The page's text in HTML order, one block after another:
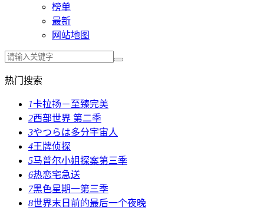
榜单
最新
网站地图
热门搜索
1卡拉扬－至臻完美
2西部世界 第二季
3やつらは多分宇宙人
4王牌侦探
5马普尔小姐探案第三季
6热恋宅急送
7黑色星期一第三季
8世界末日前的最后一个夜晚